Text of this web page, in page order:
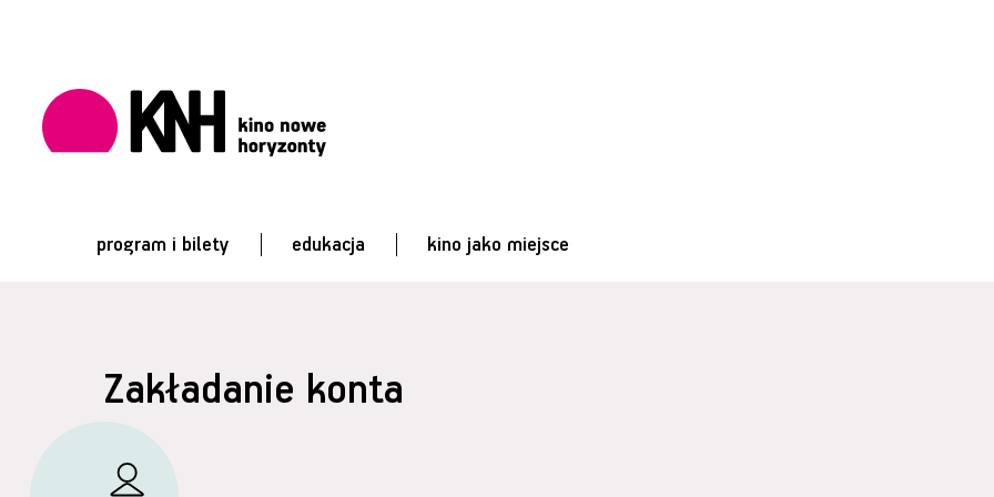
program i bilety edukacja kino jako miejsce
Zakładanie konta